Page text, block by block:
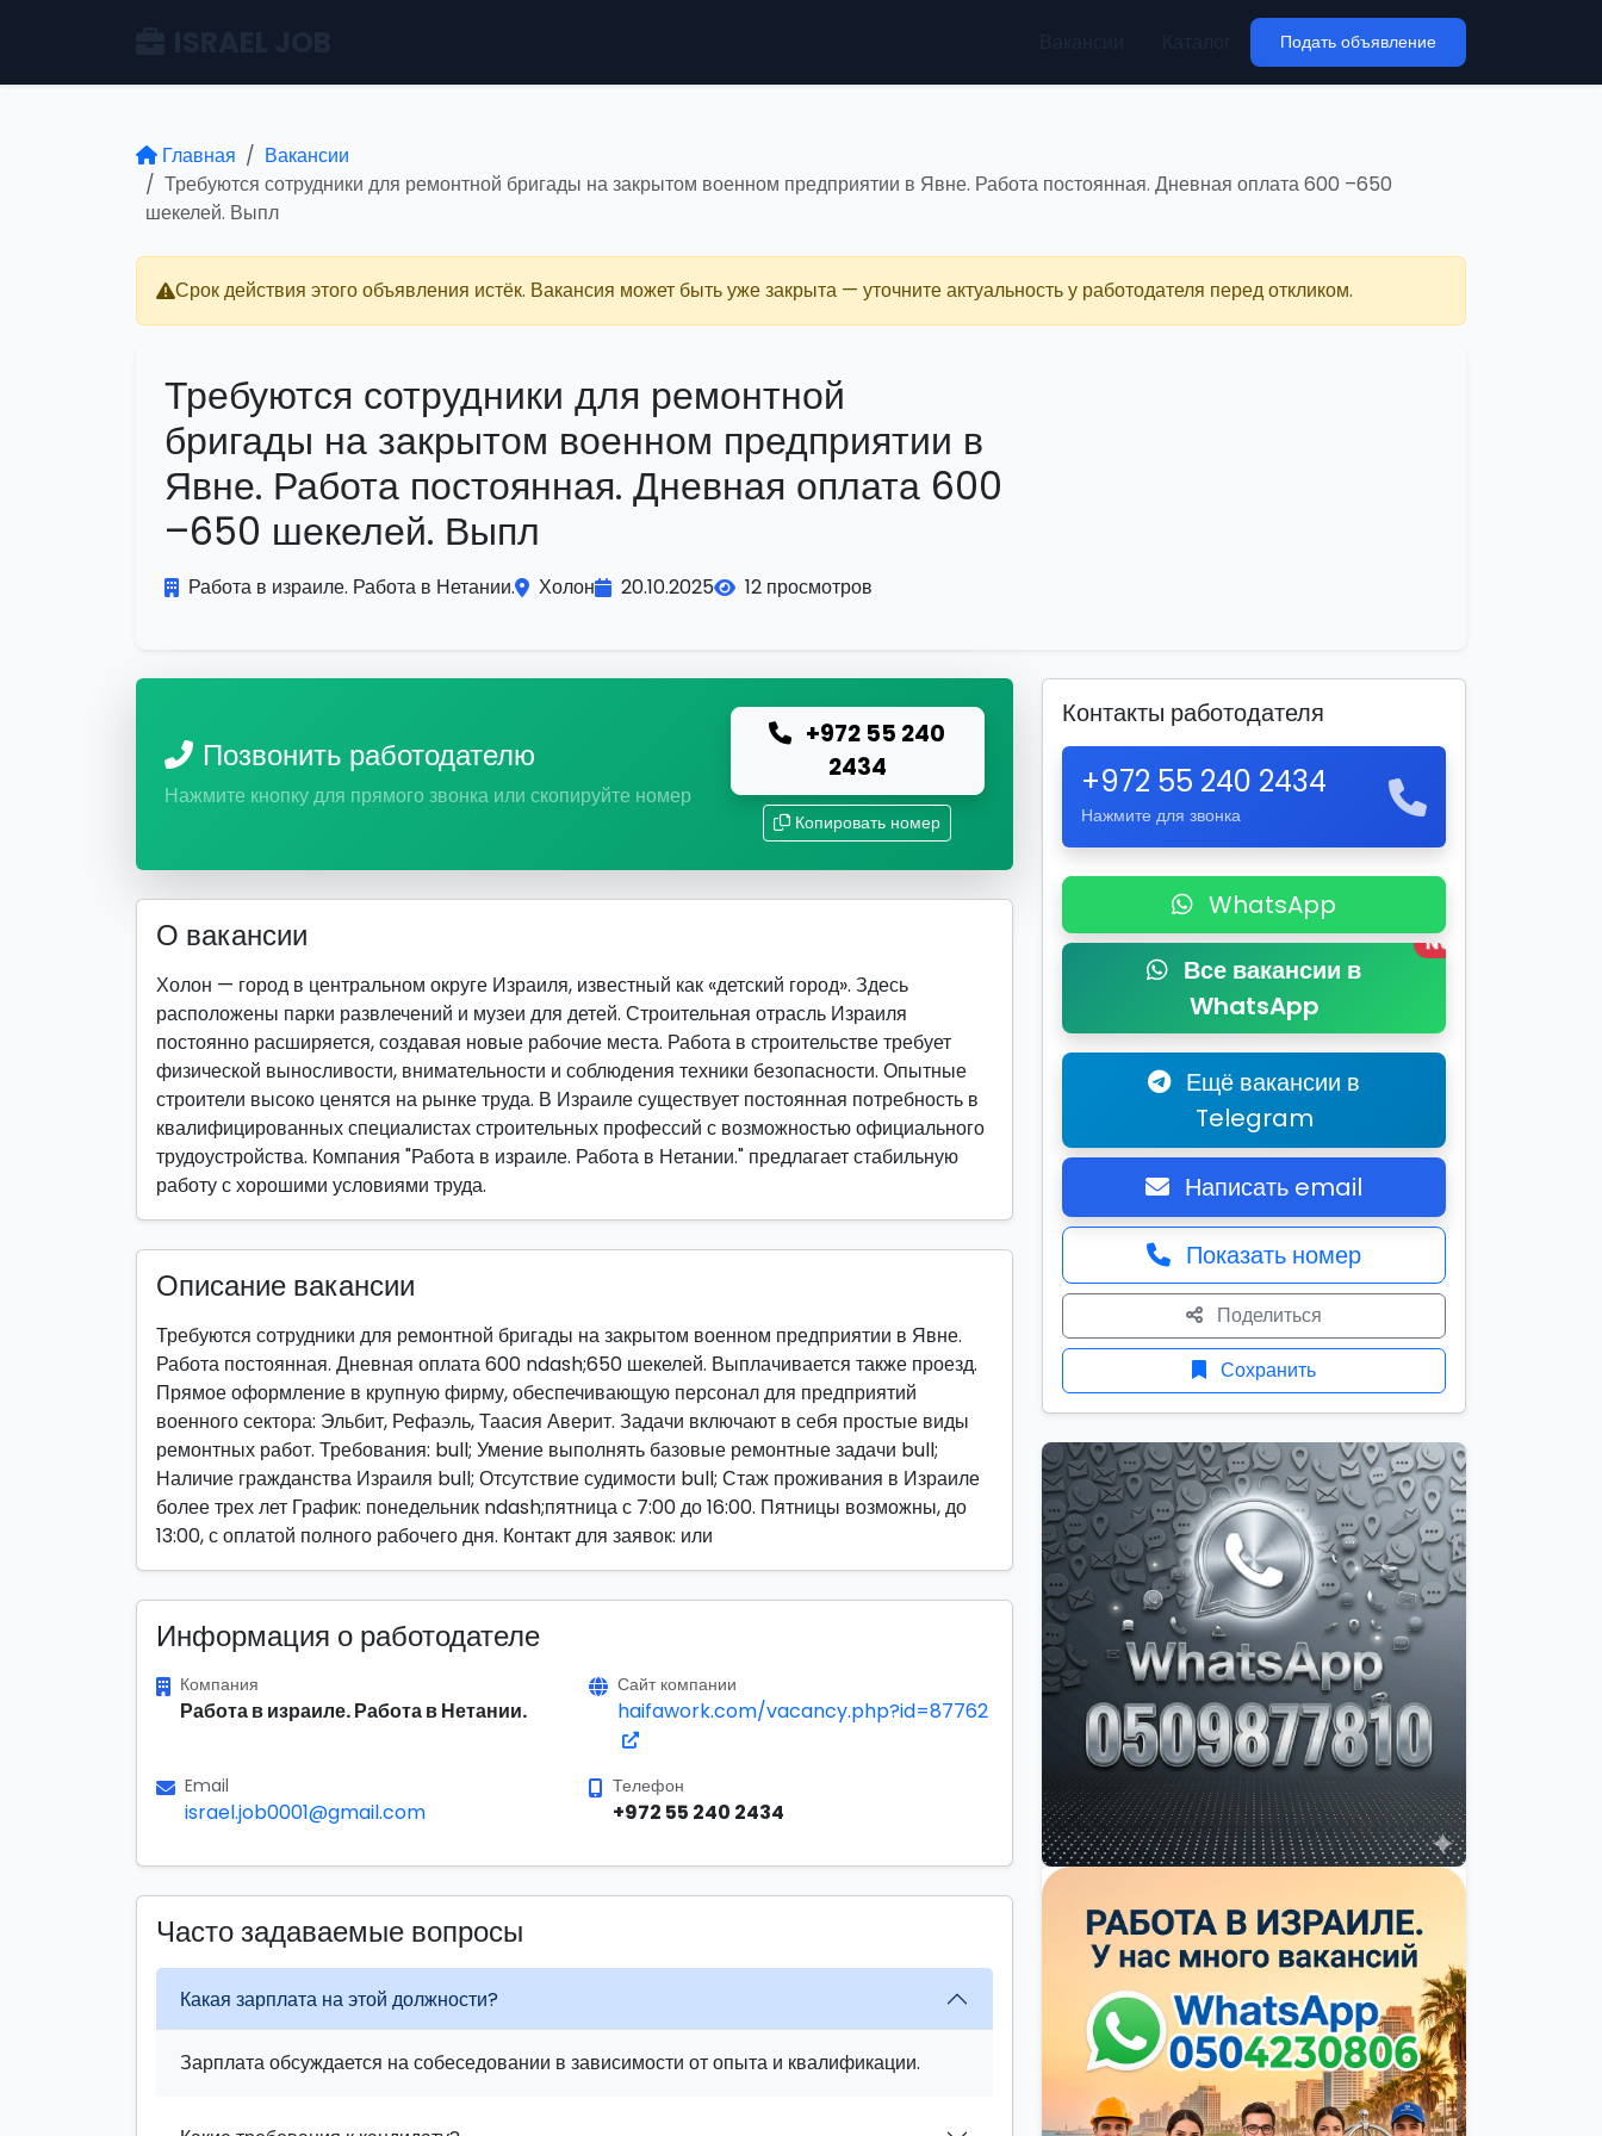
Подать объявление
Главная
Вакансии
Требуются сотрудники для ремонтной бригады на закрытом военном предприятии в Явне. Работа постоянная. Дневная оплата 600 –650
шекелей. Выпл
Срок действия этого объявления истёк. Вакансия может быть уже закрыта — уточните актуальность у работодателя перед откликом.
Требуются сотрудники для ремонтной
бригады на закрытом военном предприятии в
Явне. Работа постоянная. Дневная оплата 600
–650 шекелей. Выпл
Работа в израиле. Работа в Нетании. Холон 20.10.2025 12 просмотров
Позвонить работодателю
Нажмите кнопку для прямого звонка или скопируйте номер
+972 55 240
2434
Копировать номер
О вакансии
Холон — город в центральном округе Израиля, известный как «детский город». Здесь
расположены парки развлечений и музеи для детей. Строительная отрасль Израиля
постоянно расширяется, создавая новые рабочие места. Работа в строительстве требует
физической выносливости, внимательности и соблюдения техники безопасности. Опытные
строители высоко ценятся на рынке труда. В Израиле существует постоянная потребность в
квалифицированных специалистах строительных профессий с возможностью официального
трудоустройства. Компания "Работа в израиле. Работа в Нетании." предлагает стабильную
работу с хорошими условиями труда.
Описание вакансии
Требуются сотрудники для ремонтной бригады на закрытом военном предприятии в Явне.
Работа постоянная. Дневная оплата 600 ndash;650 шекелей. Выплачивается также проезд.
Прямое оформление в крупную фирму, обеспечивающую персонал для предприятий
военного сектора: Эльбит, Рефаэль, Таасия Аверит. Задачи включают в себя простые виды
ремонтных работ. Требования: bull; Умение выполнять базовые ремонтные задачи bull;
Наличие гражданства Израиля bull; Отсутствие судимости bull; Стаж проживания в Израиле
более трех лет График: понедельник ndash;пятница с 7:00 до 16:00. Пятницы возможны, до
13:00, с оплатой полного рабочего дня. Контакт для заявок: или
Информация о работодателе
Компания
Работа в израиле. Работа в Нетании.
Сайт компании
haifawork.com/vacancy.php?id=87762
Email
israel.job0001@gmail.com
Телефон
+972 55 240 2434
Часто задаваемые вопросы
Какая зарплата на этой должности?
Зарплата обсуждается на собеседовании в зависимости от опыта и квалификации.
Контакты работодателя
+972 55 240 2434
Нажмите для звонка
WhatsApp
Все вакансии в
WhatsApp
New
Ещё вакансии в
Telegram
Написать email
Показать номер
Поделиться
Сохранить